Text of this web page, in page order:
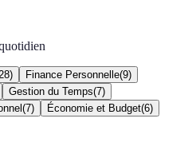
28) Finance Personnelle(9)
Gestion du Temps(7)
(7) Économie et Budget(6)